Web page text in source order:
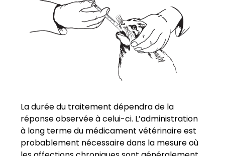
La durée du traitement dépendra de la
réponse observée à celui-ci. L’administration
à long terme du médicament vétérinaire est
probablement nécessaire dans la mesure où